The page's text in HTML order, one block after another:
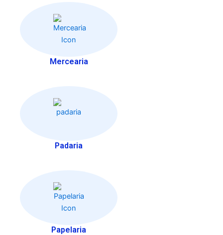
Mercearia
Padaria
Papelaria